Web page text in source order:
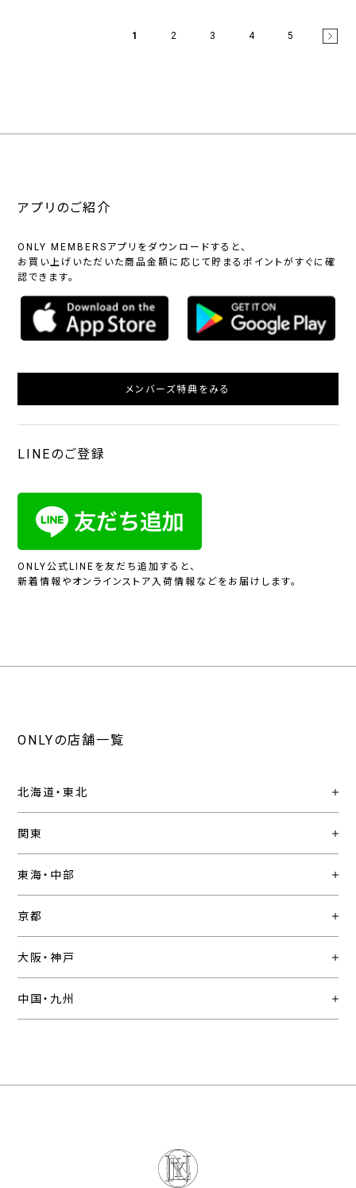
1 2 3 4 5
アプリのご紹介
ONLY MEMBERSアプリをダウンロードすると、
お買い上げいただいた商品金額に応じて貯まるポイントがすぐに確
認できます。
メンバーズ特典をみる
LINEのご登録
ONLY公式LINEを友だち追加すると、
新着情報やオンラインストア入荷情報などをお届けします。
ONLYの店舗一覧
北海道・東北
関東
東海・中部
京都
大阪・神戸
中国・九州